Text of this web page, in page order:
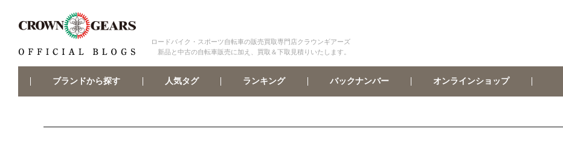
ロードバイク・スポーツ自転車の販売買取専門店クラウンギアーズ
新品と中古の自転車販売に加え、買取＆下取見積りいたします。
ブランドから探す 人気タグ ランキング バックナンバー オンラインショップ